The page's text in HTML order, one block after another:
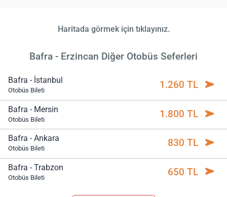
Haritada görmek için tıklayınız.
Bafra - Erzincan Diğer Otobüs Seferleri
Bafra - İstanbul
Otobüs Bileti 1.260 TL
Bafra - Mersin
Otobüs Bileti 1.800 TL
Bafra - Ankara
Otobüs Bileti 830 TL
Bafra - Trabzon
Otobüs Bileti 650 TL